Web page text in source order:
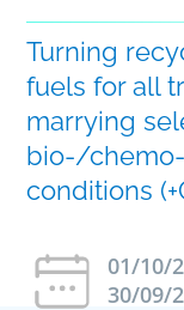
Turning
fuels for all
marrying
bio-/
conditions
01/10/
30/09/